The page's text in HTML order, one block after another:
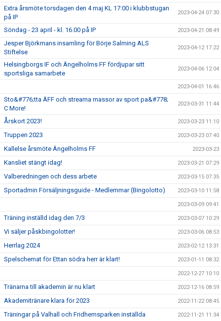
Extra årsmöte torsdagen den 4 maj KL 17:00 i klubbstugan
på IP
2023-04-24 07:30
Söndag - 23 april - kl. 16.00 på IP 2023-04-21 08:49
Jesper Björkmans insamling för Börje Salming ALS
Stiftelse
2023-04-12 17:22
Helsingborgs IF och Ängelholms FF fördjupar sitt
sportsliga samarbete
2023-04-06 12:04
2023-04-01 16:46
Sto&#776;tta ÄFF och streama massor av sport pa&#778;
C More!
2023-03-31 11:44
Årskort 2023! 2023-03-23 11:10
Truppen 2023 2023-03-23 07:40
Kallelse årsmöte Ängelholms FF 2023-03-23
Kansliet stängt idag! 2023-03-21 07:29
Valberedningen och dess arbete 2023-03-15 07:35
Sportadmin Försäljningsguide - Medlemmar (Bingolotto) 2023-03-10 11:58
2023-03-09 09:41
Träning inställd idag den 7/3 2023-03-07 10:29
Vi säljer påskbingolotter! 2023-03-06 08:53
Herrlag 2024 2023-02-12 13:31
Spelschemat för Ettan södra herr är klart! 2023-01-11 08:32
2022-12-27 10:10
Tränarna till akademin är nu klart 2022-12-16 08:59
Akademitränare klara för 2023 2022-11-22 08:45
Träningar på Valhall och Fridhemsparken inställda 2022-11-21 11:34